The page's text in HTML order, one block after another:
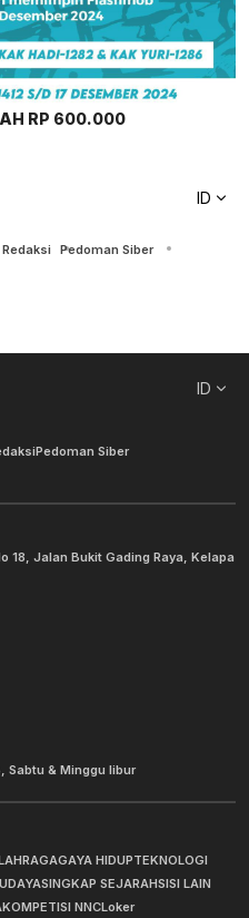
RP 600.000
ID
Pedoman Siber
ID
Pedoman Siber
18, Jalan Bukit Gading Raya, Kelapa
Sabtu & Minggu libur
GAYA HIDUPTEKNOLOGI
SINGKAP SEJARAHSISI LAIN
KOMPETISI NNCLoker